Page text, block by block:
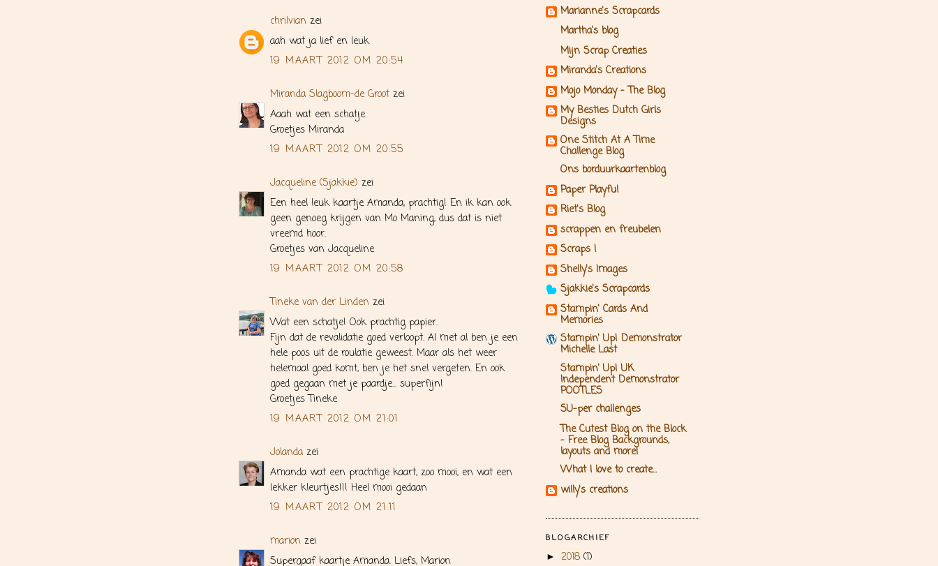
chrilvian zei
aah wat ja lief en leuk
19 MAART 2012 OM 20:54
Miranda Slagboom-de Groot zei
Aaah wat een schatje.
Groetjes Miranda
19 MAART 2012 OM 20:55
Jacqueline (Sjakkie) zei
Een heel leuk kaartje Amanda, prachtig! En ik kan ook
geen genoeg krijgen van Mo Maning, dus dat is niet
vreemd hoor.
Groetjes van Jacqueline
19 MAART 2012 OM 20:58
Tineke van der Linden zei
Wat een schatje! Ook prachtig papier.
Fijn dat de revalidatie goed verloopt. Al met al ben je een
hele poos uit de roulatie geweest. Maar als het weer
helemaal goed komt, ben je het snel vergeten. En ook
goed gegaan met je paardje... superfijn!
Groetjes Tineke
19 MAART 2012 OM 21:01
Jolanda zei
Amanda wat een prachtige kaart, zoo mooi, en wat een
lekker kleurtjes!!! Heel mooi gedaan
19 MAART 2012 OM 21:11
marion zei
Supergaaf kaartje Amanda. Liefs, Marion
Marianne's Scrapcards
Martha's blog
Mijn Scrap Creaties
Miranda's Creations
Mojo Monday - The Blog
My Besties Dutch Girls
Designs
One Stitch At A Time
Challenge Blog
Ons borduurkaartenblog
Paper Playful
Riet's Blog
scrappen en freubelen
Scraps !
Shelly's Images
Sjakkie's Scrapcards
Stampin' Cards And
Memories
Stampin' Up! Demonstrator
Michelle Last
Stampin' Up! UK
Independent Demonstrator
POOTLES
SU-per challenges
The Cutest Blog on the Block
- Free Blog Backgrounds,
layouts and more!
What I love to create...
willy's creations
BLOGARCHIEF
► 2018 (1)